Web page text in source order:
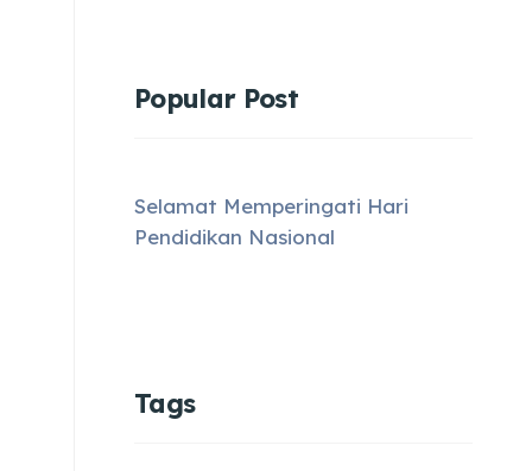
Popular Post
Selamat Memperingati Hari
Pendidikan Nasional
Tags